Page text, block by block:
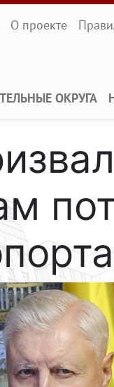
О проекте
ОКРУГА